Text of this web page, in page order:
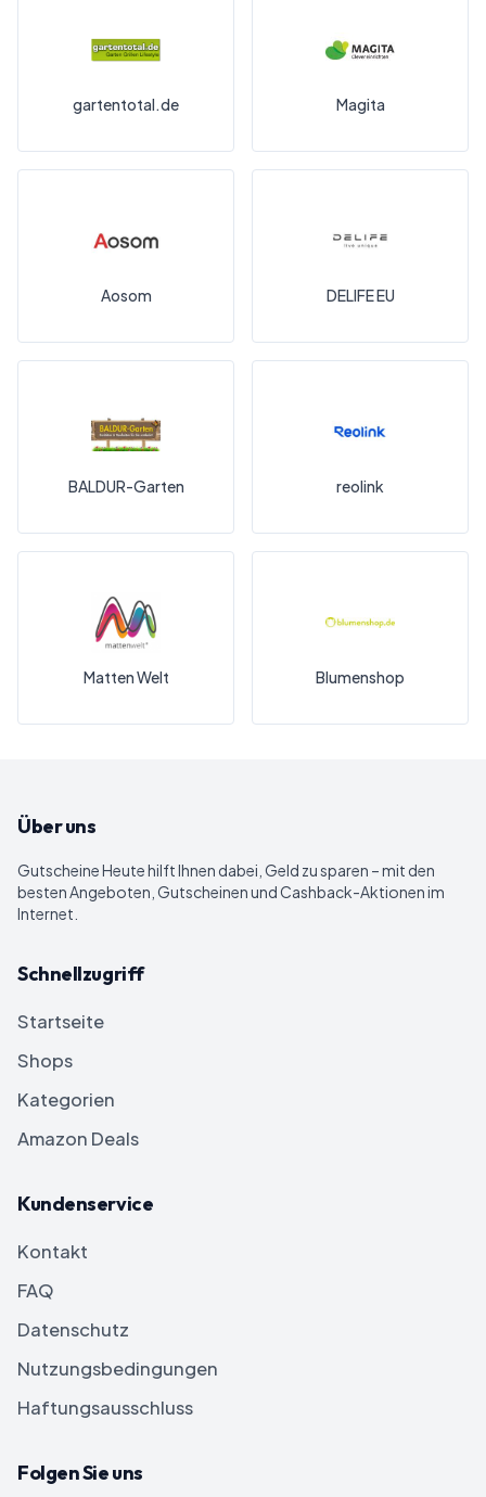
gartentotal.de Magita
Aosom DELIFE EU
BALDUR-Garten reolink
Matten Welt Blumenshop
Über uns
Gutscheine Heutehilft Ihnen dabei, Geld zu sparen – mit den
besten Angeboten, Gutscheinen und Cashback-Aktionen im
Internet.
Schnellzugriff
Startseite
Shops
Kategorien
Amazon Deals
Kundenservice
Kontakt
FAQ
Datenschutz
Nutzungsbedingungen
Haftungsausschluss
Folgen Sie uns